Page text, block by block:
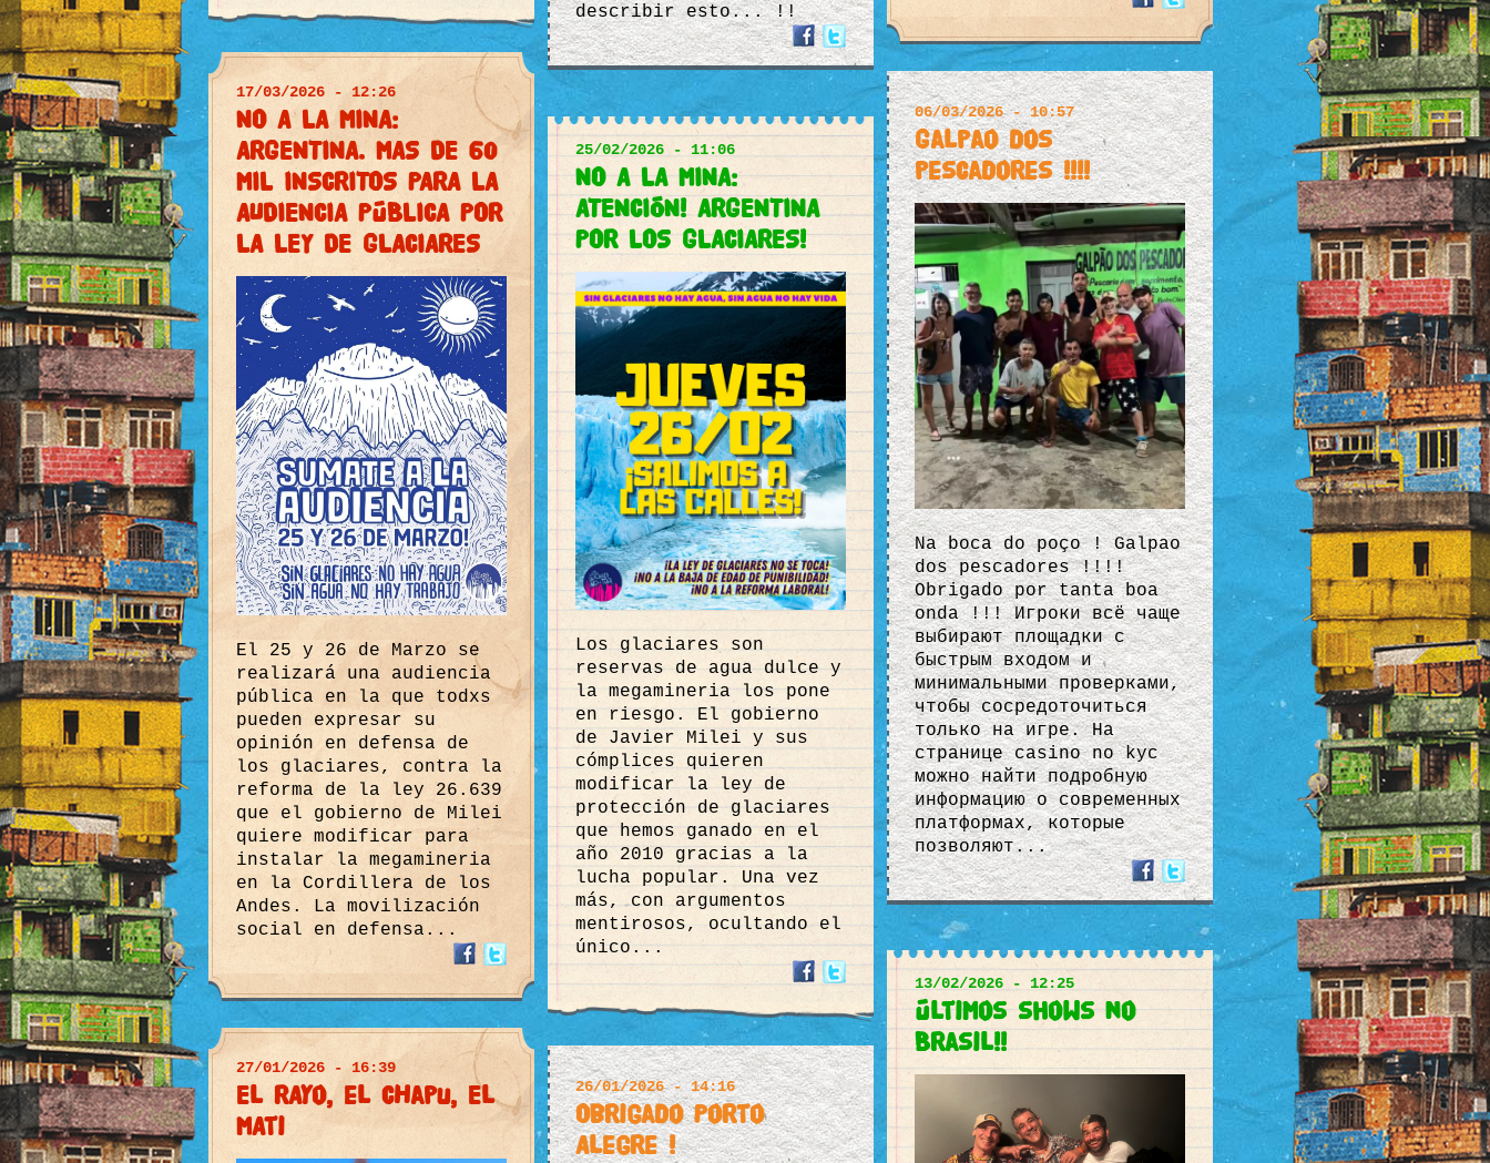
describir esto... !!
17/03/2026 - 12:26
NO A LA MINA:
ARGENTINA. MAS DE 60
MIL INSCRITOS PARA LA
AUDIENCIA PÚBLICA POR
LA LEY DE GLACIARES
El 25 y 26 de Marzo se
realizará una audiencia
pública en la que todxs
pueden expresar su
opinión en defensa de
los glaciares, contra la
reforma de la ley 26.639
que el gobierno de Milei
quiere modificar para
instalar la megamineria
en la Cordillera de los
Andes. La movilización
social en defensa...
06/03/2026 - 10:57
Galpao dos
pescadores !!!!
Na boca do poço ! Galpao
dos pescadores !!!!
Obrigado por tanta boa
onda !!! Игроки всё чаще
выбирают площадки с
быстрым входом и
минимальными проверками,
чтобы сосредоточиться
только на игре. На
странице casino no kyc
можно найти подробную
информацию о современных
платформах, которые
позволяют...
25/02/2026 - 11:06
NO A LA MINA:
ATENCIÓN! ARGENTINA
POR LOS GLACIARES!
Los glaciares son
reservas de agua dulce y
la megamineria los pone
en riesgo. El gobierno
de Javier Milei y sus
cómplices quieren
modificar la ley de
protección de glaciares
que hemos ganado en el
año 2010 gracias a la
lucha popular. Una vez
más, con argumentos
mentirosos, ocultando el
único...
13/02/2026 - 12:25
Últimos shows no
Brasil!!
27/01/2026 - 16:39
El RAyo, el CHapu, El
MAti
26/01/2026 - 14:16
Obrigado Porto
Alegre !